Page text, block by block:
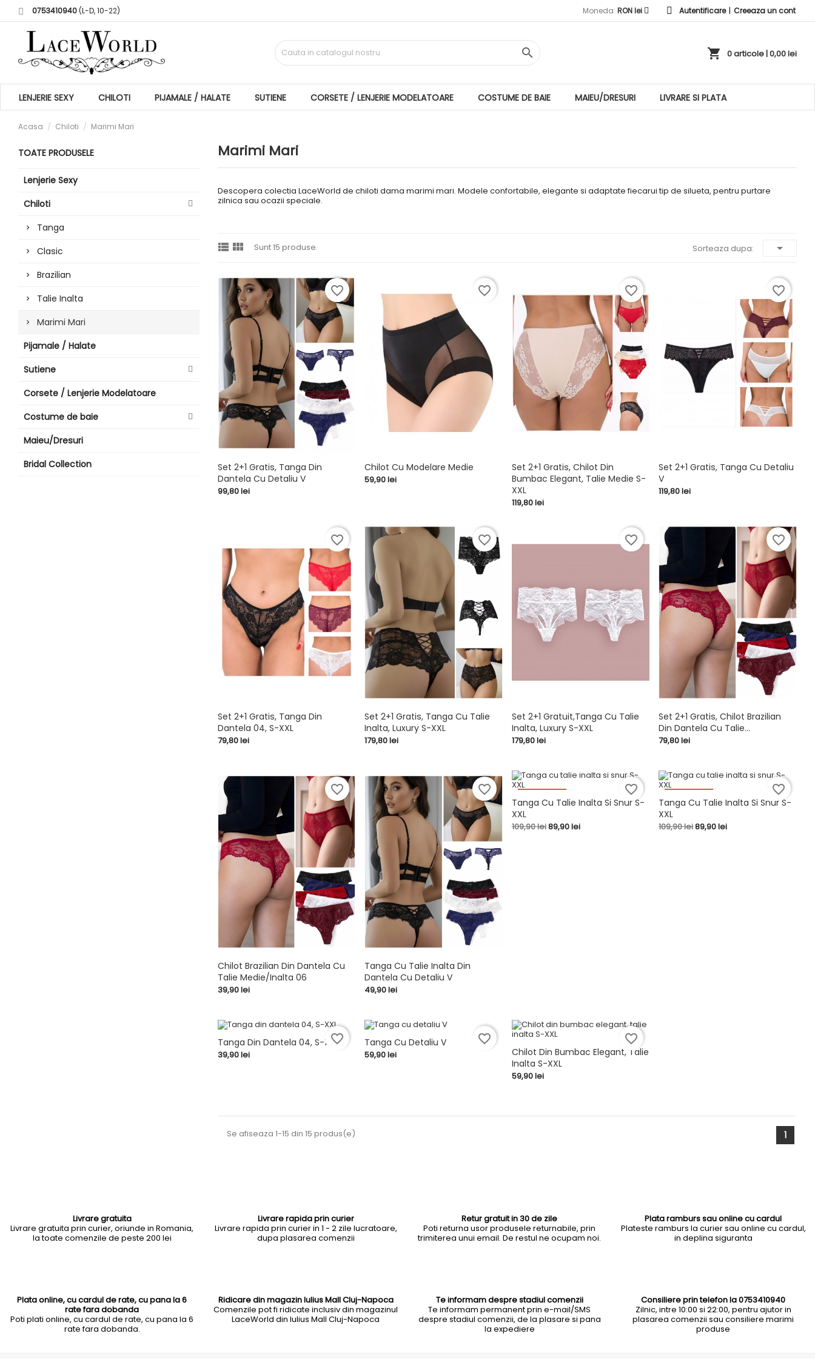
0753410940(L-D, 10-22) Autentificare | Creeaza un cont
Moneda: RON lei
 shopping_cart 0 articole| 0,00 lei
LENJERIE SEXY CHILOTI PIJAMALE / HALATE SUTIENE CORSETE / LENJERIE MODELATOARE COSTUME DE BAIE MAIEU/DRESURI LIVRARE SI PLATA
Acasa Chiloti Marimi Mari
TOATE PRODUSELE
Lenjerie Sexy
Chiloti
Tanga
Clasic
Brazilian
Talie Inalta
Marimi Mari
Pijamale / Halate
Sutiene
Corsete / Lenjerie Modelatoare
Costume de baie
Maieu/Dresuri
Bridal Collection
Marimi Mari
Descopera colectia LaceWorld de chiloti dama marimi mari. Modele confortabile, elegante si adaptate fiecarui tip de silueta, pentru purtare
zilnica sau ocazii speciale.
  Sunt 15 produse. Sorteaza dupa: 
Set 2+1 Gratis, Tanga Din
Dantela Cu Detaliu V
Pret
99,80 lei
shopping_cart 
favorite_border
Chilot Cu Modelare Medie
Pret
59,90 lei
shopping_cart
favorite_border
Set 2+1 Gratis, Chilot Din
Bumbac Elegant, Talie Medie S-
XXL
Pret
119,80 lei
shopping_cart 
favorite_border
Set 2+1 Gratis, Tanga Cu Detaliu
V
Pret
119,80 lei
shopping_cart
favorite_border
Set 2+1 Gratis, Tanga Din
Dantela 04, S-XXL
Pret
79,80 lei
shopping_cart
favorite_border
Set 2+1 Gratis, Tanga Cu Talie
Inalta, Luxury S-XXL
Pret
179,80 lei
shopping_cart 
favorite_border
Set 2+1 Gratuit,Tanga Cu Talie
Inalta, Luxury S-XXL
Pret
179,80 lei
shopping_cart 
favorite_border
Set 2+1 Gratis, Chilot Brazilian
Din Dantela Cu Talie...
Pret
79,80 lei
shopping_cart 
favorite_border
Chilot Brazilian Din Dantela Cu
Talie Medie/inalta 06
Pret
39,90 lei
shopping_cart 
favorite_border
Tanga Cu Talie Inalta Din
Dantela Cu Detaliu V
Pret
49,90 lei
shopping_cart 
favorite_border
Tanga Cu Talie Inalta Si Snur S-
XXL
Pret
109,90 leiPret
89,90 lei
-20,00 LEI
shopping_cart
favorite_border
Tanga Cu Talie Inalta Si Snur S-
XXL
Pret
109,90 leiPret
89,90 lei
-20,00 LEI
shopping_cart
favorite_border
Tanga Din Dantela 04, S-XXL
Pret
39,90 lei
shopping_cart
favorite_border Tanga Cu Detaliu V
Pret
59,90 lei
shopping_cart
favorite_border
Chilot Din Bumbac Elegant, Talie
Inalta S-XXL
Pret
59,90 lei
shopping_cart
favorite_border
Se afiseaza 1-15 din 15 produs(e) 1
Livrare gratuita
Livrare gratuita prin curier, oriunde in Romania,
la toate comenzile de peste 200 lei
Livrare rapida prin curier
Livrare rapida prin curier in 1 - 2 zile lucratoare,
dupa plasarea comenzii
Retur gratuit in 30 de zile
Poti returna usor produsele returnabile, prin
trimiterea unui email. De restul ne ocupam noi.
Plata ramburs sau online cu cardul
Plateste ramburs la curier sau online cu cardul,
in deplina siguranta
Plata online, cu cardul de rate, cu pana la 6
rate fara dobanda
Poti plati online, cu cardul de rate, cu pana la 6
rate fara dobanda.
Ridicare din magazin Iulius Mall Cluj-Napoca
Comenzile pot fi ridicate inclusiv din magazinul
LaceWorld din Iulius Mall Cluj-Napoca
Te informam despre stadiul comenzii
Te informam permanent prin e-mail/SMS
despre stadiul comenzii, de la plasare si pana
la expediere
Consiliere prin telefon la 0753410940
Zilnic, intre 10:00 si 22:00, pentru ajutor in
plasarea comenzii sau consiliere marimi
produse